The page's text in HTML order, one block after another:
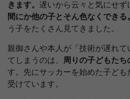
きます。 遅いから云々と気にせず
間にか他の子とそん色なくできる
う子をたくさん見てきました。
親御さんや本人が「技術が遅れ
てしまうのは、 周りの子どもたち
す。先にサッカーを始めた子ども
受けています。